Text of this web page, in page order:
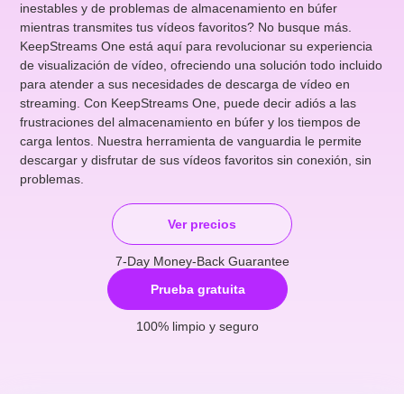
inestables y de problemas de almacenamiento en búfer
mientras transmites tus vídeos favoritos? No busque más.
KeepStreams One está aquí para revolucionar su experiencia
de visualización de vídeo, ofreciendo una solución todo incluido
para atender a sus necesidades de descarga de vídeo en
streaming. Con KeepStreams One, puede decir adiós a las
frustraciones del almacenamiento en búfer y los tiempos de
carga lentos. Nuestra herramienta de vanguardia le permite
descargar y disfrutar de sus vídeos favoritos sin conexión, sin
problemas.
Prueba gratuita
100% limpio y seguro
Ver precios
7-Day Money-Back Guarantee